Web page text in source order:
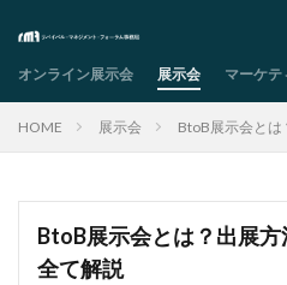
オンライン展示会 展示会 マーケテ
HOME 展示会 BtoB展示会と
BtoB展示会とは？出展
全て解説
カテゴリー
工場展示会